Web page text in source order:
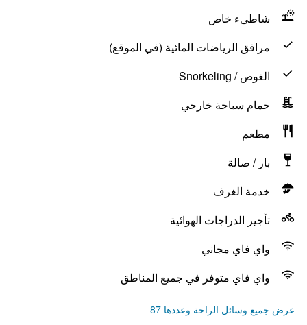
شاطىء خاص
مرافق الرياضات المائية (في الموقع)
الغوص / Snorkeling
حمام سباحة خارجي
مطعم
بار / صالة
خدمة الغرف
تأجير الدراجات الهوائية
واي فاي مجاني
واي فاي متوفر في جميع المناطق
عرض جميع وسائل الراحة وعددها 87